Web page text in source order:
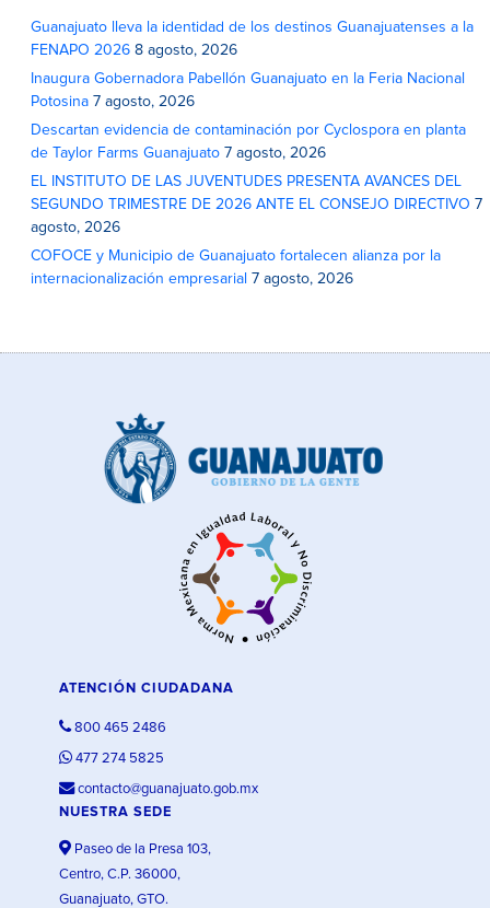
Guanajuato lleva la identidad de los destinos Guanajuatenses a la
FENAPO 2026 8 agosto, 2026
Inaugura Gobernadora Pabellón Guanajuato en la Feria Nacional
Potosina 7 agosto, 2026
Descartan evidencia de contaminación por Cyclospora en planta
de Taylor Farms Guanajuato 7 agosto, 2026
EL INSTITUTO DE LAS JUVENTUDES PRESENTA AVANCES DEL
SEGUNDO TRIMESTRE DE 2026 ANTE EL CONSEJO DIRECTIVO 7
agosto, 2026
COFOCE y Municipio de Guanajuato fortalecen alianza por la
internacionalización empresarial 7 agosto, 2026
ATENCIÓN CIUDADANA
800 465 2486
477 274 5825
contacto@guanajuato.gob.mx
NUESTRA SEDE
Paseo de la Presa 103,
Centro, C.P. 36000,
Guanajuato, GTO.